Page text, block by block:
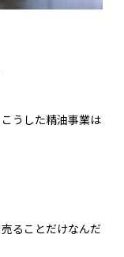
うした精油事業は
ることだけなんだ